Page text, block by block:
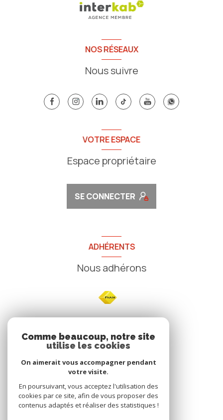
NOS RÉSEAUX
Nous suivre
VOTRE ESPACE
Espace propriétaire
SE CONNECTER
ADHÉRENTS
Nous adhérons
NOS
Comme beaucoup, notre site
utilise les cookies
On aimerait vous accompagner pendant
votre visite.
En poursuivant, vous acceptez l'utilisation des
cookies par ce site, afin de vous proposer des
contenus adaptés et réaliser des statistiques !